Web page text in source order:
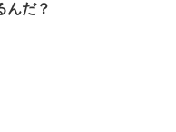
んだ？